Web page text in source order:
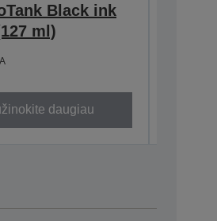
Black ink
ml)
daugiau